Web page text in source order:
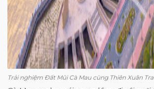
Trải nghiệm Đất Mũi Cà Mau cùng Thiên Xuân